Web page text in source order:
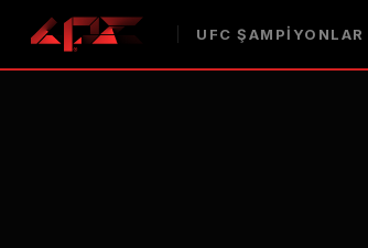
UFC ŞAMPIYONLAR